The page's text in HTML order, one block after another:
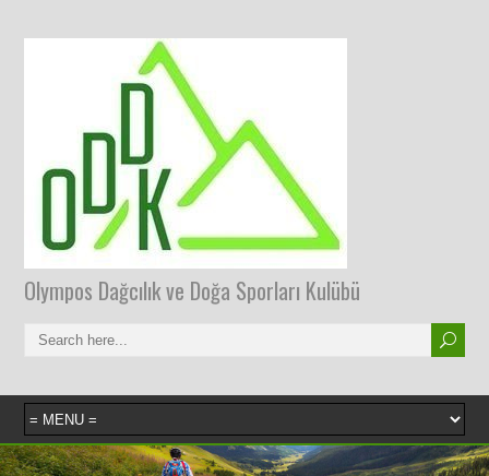
Olympos Dağcılık ve Doğa Sporları Kulübü